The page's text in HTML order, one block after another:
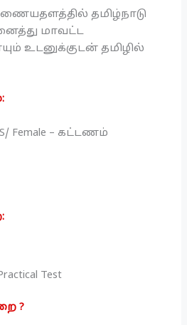
தமிழ்நாடு
மாவட்ட
உடனுக்குடன் தமிழில்
Female – கட்டணம்
Test
?